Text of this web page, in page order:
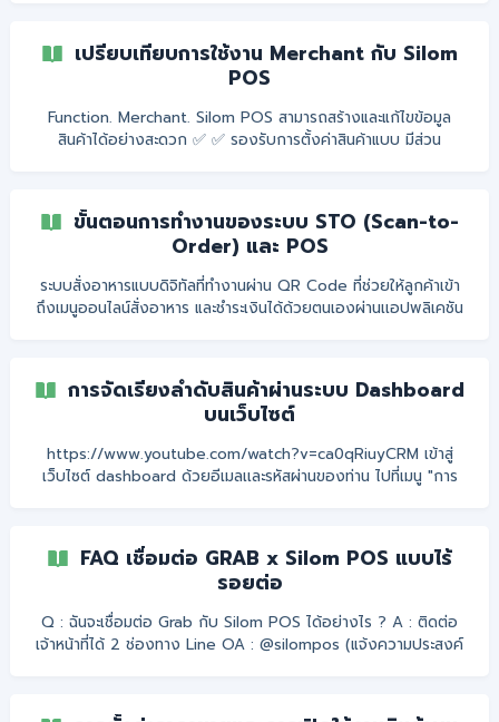
ร้านของคุณโดดเด่นและน่าสนใจมากยิ่งขึ้น เริ่มสร้างโปรโมชั่นวันนี้เพื่อ
เพิ่มโอกาสในการขายและสร้างความประทับใจให้กับลูกค้า! ✨ วิธีสร้าง
โปรโมชันสำหรับ GrabFood ✨ || กรุณาอ่าน!! ขอบเขตโปรโมชัน
เปรียบเทียบการใช้งาน Merchant กับ Silom
POS
Function. Merchant. Silom POS สามารถสร้างและแก้ไขข้อมูล
สินค้าได้อย่างสะดวก ✅ ✅ รองรับการตั้งค่าสินค้าแบบ มีส่วน
ตัวเลือกเข้ากับสินค้าได้ ✅ ✅ คัดลอกรายการสินค้าไปยังหลายสาขา
ได้อย่างสะดวก ❌ ✅ | เปิด/ปิดการขาย
ขั้นตอนการทำงานของระบบ STO (Scan-to-
Order) และ POS
ระบบสั่งอาหารแบบดิจิทัลที่ทำงานผ่าน QR Code ที่ช่วยให้ลูกค้าเข้า
ถึงเมนูออนไลน์สั่งอาหาร และชำระเงินได้ด้วยตนเองผ่านเเอปพลิเคชัน
POS สร้าง QR Code STO กด “เลือกโต๊ะ” 1.2 เลือก “ออเดอร์
ด้วย QR” เเละกด “เปิดโต๊ะ” 1.3 ระบบจะสร้าง QR code ให้ร้านค้า
พิมพ์ออกมาให้ลูกค้า Scan สั่งอาหาร! ![]
(https://storage.crisp.chat/users/helpdesk/website/-/a/7/
8/c/a
การจัดเรียงลำดับสินค้าผ่านระบบ Dashboard
บนเว็บไซต์
https://www.youtube.com/watch?v=ca0qRiuyCRM เข้าสู่
เว็บไซต์ dashboard ด้วยอีเมลเเละรหัสผ่านของท่าน ไปที่เมนู "การ
ต้องการวาง เมื่อจัดเรียงกลุ่มสินค้าเรียบร้อยแล้ว ให้ คลิก เข้าไปที่
กลุ่มสินค้าที่ต้องการจัดเรียงสินค้าภายในกลุ่มนั้น กด ค้าง ที่สินค้าที่
ต้องการ แล้
FAQ เชื่อมต่อ GRAB x Silom POS แบบไร้
รอยต่อ
Q : ฉันจะเชื่อมต่อ Grab กับ Silom POS ได้อย่างไร ? A : ติดต่อ
เจ้าหน้าที่ได้ 2 ช่องทาง Line OA : @silompos (แจ้งความประสงค์
อย่างไร ? A : หลังจากเชื่อมต่อแล้ว จะต้องทำการแก้ไขสินค้า Grab